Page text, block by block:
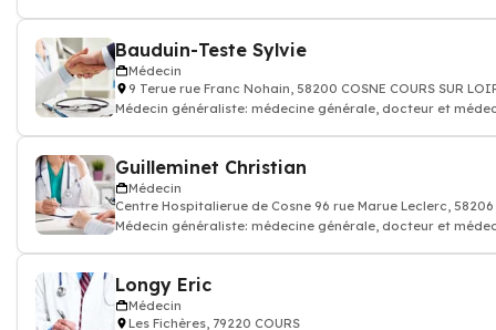
Bauduin-Teste Sylvie
Médecin
9 Terue rue Franc Nohain, 58200 COSNE COURS SUR
Médecin généraliste: médecine générale, docteur et
Guilleminet Christian
Médecin
Centre Hospitalierue de Cosne 96 rue Marue Leclerc, 58206
Médecin généraliste: médecine générale, docteur et
Longy Eric
Médecin
Les Fichères, 79220 COURS